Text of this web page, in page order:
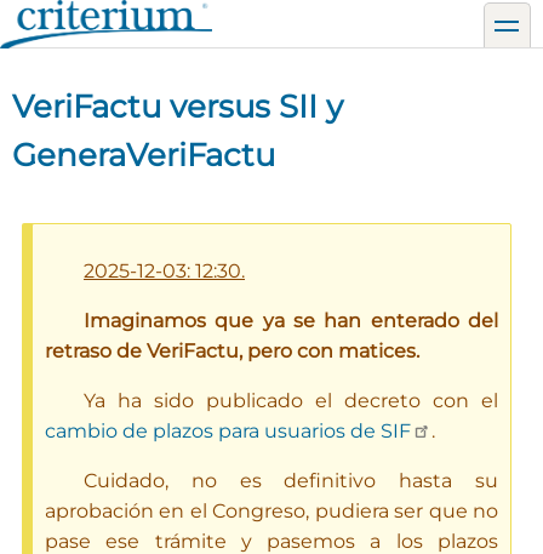
Pasar
al
principal
VeriFactu versus SII y
GeneraVeriFactu
2025-12-03: 12:30.
Imaginamos que ya se han enterado del
retraso de VeriFactu, pero con matices.
Ya ha sido publicado el decreto con el
cambio de plazos para usuarios de SIF
.
Cuidado, no es definitivo hasta su
aprobación en el Congreso, pudiera ser que no
pase ese trámite y pasemos a los plazos